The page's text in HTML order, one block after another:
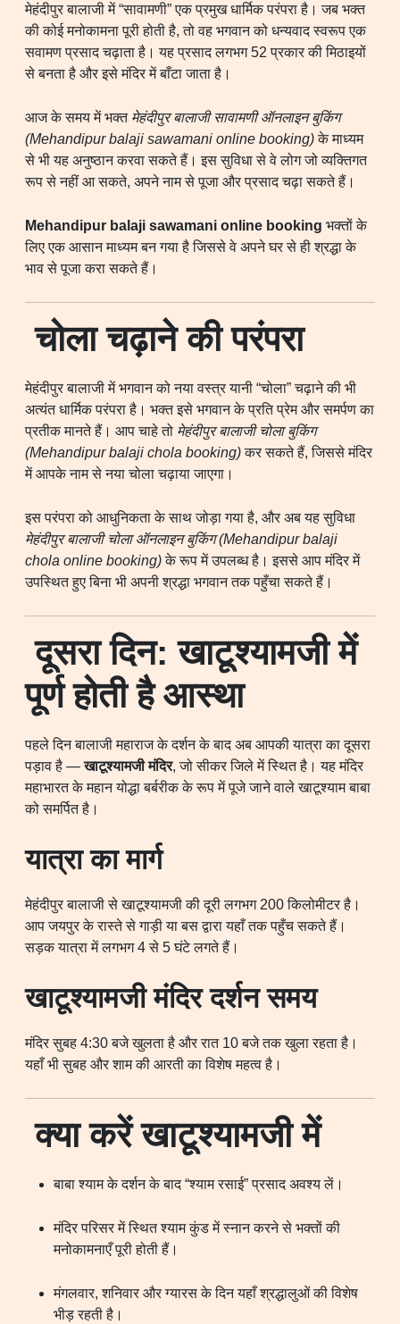
मेहंदीपुर बालाजी में “सावामणी” एक प्रमुख धार्मिक परंपरा है। जब भक्त
की कोई मनोकामना पूरी होती है, तो वह भगवान को धन्यवाद स्वरूप एक
सवामण प्रसाद चढ़ाता है। यह प्रसाद लगभग 52 प्रकार की मिठाइयों
से बनता है और इसे मंदिर में बाँटा जाता है।
आज के समय में भक्त मेहंदीपुर बालाजी सावामणी ऑनलाइन बुकिंग
(Mehandipur balaji sawamani online booking)के माध्यम
से भी यह अनुष्ठान करवा सकते हैं। इस सुविधा से वे लोग जो व्यक्तिगत
रूप से नहीं आ सकते, अपने नाम से पूजा और प्रसाद चढ़ा सकते हैं।
Mehandipur balaji sawamani online booking भक्तों के
लिए एक आसान माध्यम बन गया है जिससे वे अपने घर से ही श्रद्धा के
भाव से पूजा करा सकते हैं।
चोला चढ़ाने की परंपरा
मेहंदीपुर बालाजी में भगवान को नया वस्त्र यानी “चोला” चढ़ाने की भी
अत्यंत धार्मिक परंपरा है। भक्त इसे भगवान के प्रति प्रेम और समर्पण का
प्रतीक मानते हैं। आप चाहे तो मेहंदीपुर बालाजी चोला बुकिंग
(Mehandipur balaji chola booking)कर सकते हैं, जिससे मंदिर
में आपके नाम से नया चोला चढ़ाया जाएगा।
इस परंपरा को आधुनिकता के साथ जोड़ा गया है, और अब यह सुविधा
मेहंदीपुर बालाजी चोला ऑनलाइन बुकिंग (Mehandipur balaji
chola online booking)के रूप में उपलब्ध है। इससे आप मंदिर में
उपस्थित हुए बिना भी अपनी श्रद्धा भगवान तक पहुँचा सकते हैं।
दूसरा दिन: खाटूश्यामजी में
पूर्ण होती है आस्था
पहले दिन बालाजी महाराज के दर्शन के बाद अब आपकी यात्रा का दूसरा
पड़ाव है —खाटूश्यामजी मंदिर, जो सीकर जिले में स्थित है। यह मंदिर
महाभारत के महान योद्धा बर्बरीक के रूप में पूजे जाने वाले खाटूश्याम बाबा
को समर्पित है।
यात्रा का मार्ग
मेहंदीपुर बालाजी से खाटूश्यामजी की दूरी लगभग 200 किलोमीटर है।
आप जयपुर के रास्ते से गाड़ी या बस द्वारा यहाँ तक पहुँच सकते हैं।
सड़क यात्रा में लगभग 4 से 5 घंटे लगते हैं।
खाटूश्यामजी मंदिर दर्शन समय
मंदिर सुबह 4:30 बजे खुलता है और रात 10 बजे तक खुला रहता है।
यहाँ भी सुबह और शाम की आरती का विशेष महत्व है।
क्या करें खाटूश्यामजी में
बाबा श्याम के दर्शन के बाद “श्याम रसाई” प्रसाद अवश्य लें।
मंदिर परिसर में स्थित श्याम कुंड में स्नान करने से भक्तों की
मनोकामनाएँ पूरी होती हैं।
मंगलवार, शनिवार और ग्यारस के दिन यहाँ श्रद्धालुओं की विशेष
भीड़ रहती है।